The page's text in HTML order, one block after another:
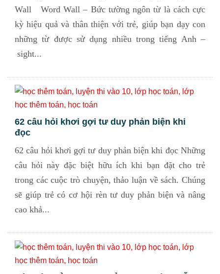
Wall Word Wall – Bức tường ngôn từ là cách cực
kỳ hiệu quả và thân thiện với trẻ, giúp bạn dạy con
những từ được sử dụng nhiều trong tiếng Anh –
sight...
62 câu hỏi khơi gợi tư duy phản biện khi
đọc
62 câu hỏi khơi gợi tư duy phản biện khi đọc Những
câu hỏi này đặc biệt hữu ích khi bạn đặt cho trẻ
trong các cuộc trò chuyện, thảo luận về sách. Chúng
sẽ giúp trẻ có cơ hội rèn tư duy phản biện và nâng
cao khả...